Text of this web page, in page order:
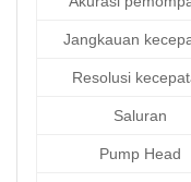
Jangkauan
Resolusi
Saluran
Pump Head